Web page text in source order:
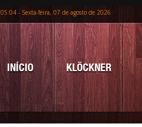
05:04 - Sexta-feira, 07 de agosto de 2026
INÍCIO KLÖCKNER